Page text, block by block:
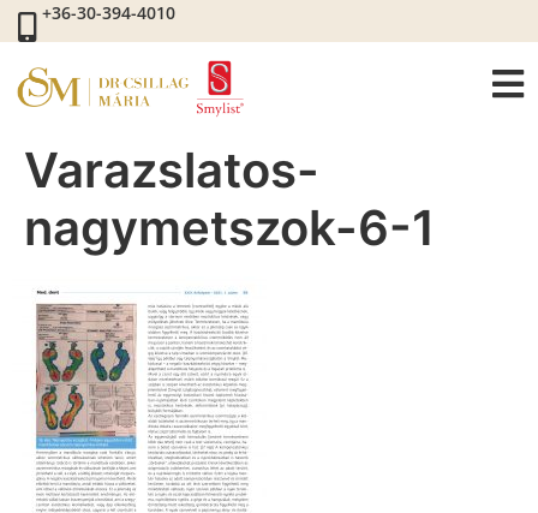
+36-30-394-4010
Varazslatos-
nagymetszok-6-1